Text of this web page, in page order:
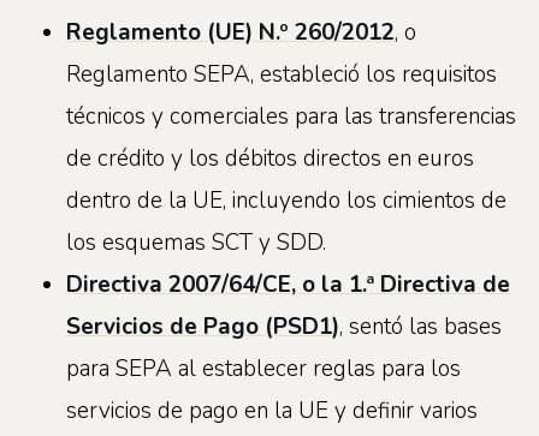
Reglamento (UE) N.º 260/2012, o
Reglamento SEPA, estableció los requisitos
técnicos y comerciales para las transferencias
de crédito y los débitos directos en euros
dentro de la UE, incluyendo los cimientos de
los esquemas SCT y SDD.
Directiva 2007/64/CE, o la 1.ª Directiva de
Servicios de Pago (PSD1), sentó las bases
para SEPA al establecer reglas para los
servicios de pago en la UE y definir varios